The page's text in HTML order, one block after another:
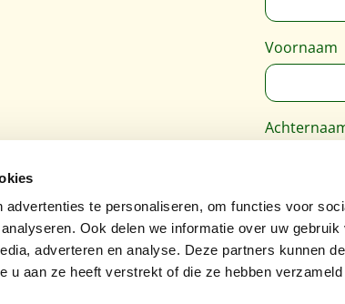
te personaliseren, om functies voor
Ook delen we informatie over uw gebruik
adverteren en analyse. Deze partners kunnen
u aan ze heeft verstrekt of die ze hebben
Voornaam
Deze site
Google
van